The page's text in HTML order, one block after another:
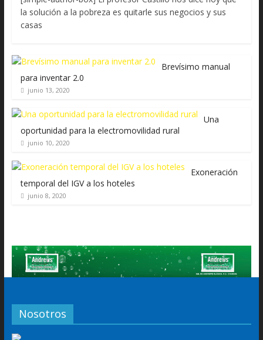
la solución a la pobreza es quitarle sus negocios y sus
casas
Brevísimo manual
para inventar 2.0
junio 13, 2020
Una
oportunidad para la electromovilidad rural
junio 10, 2020
Exoneración
temporal del IGV a los hoteles
junio 8, 2020
Nosotros